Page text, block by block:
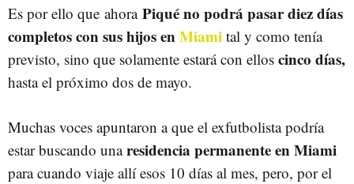
Es por ello que ahora Piqué no podrá pasar diez días
completos con sus hijos enMiami tal y como tenía
previsto, sino que solamente estará con ellos cinco días,
hasta el próximo dos de mayo.
Muchas voces apuntaron a que el exfutbolista podría
estar buscando unaresidencia permanente en Miami
para cuando viaje allí esos 10 días al mes, pero, por el